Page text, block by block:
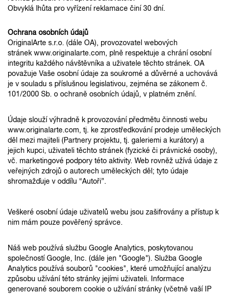
Obvyklá lhůta pro vyřízení reklamace činí 30 dní.
Ochrana osobních údajů
OriginalArte s.r.o. (dále OA), provozovatel webových
stránek www.originalarte.com, plně respektuje a chrání osobní
integritu každého návštěvníka a uživatele těchto stránek. OA
považuje Vaše osobní údaje za soukromé a důvěrné a uchovává
je v souladu s příslušnou legislativou, zejména se zákonem č.
101/2000 Sb. o ochraně osobních údajů, v platném znění.
Údaje slouží výhradně k provozování předmětu činnosti webu
www.originalarte.com, tj. ke zprostředkování prodeje uměleckých
děl mezi majiteli (Partnery projektu, tj. galeriemi a kurátory) a
jejich kupci, uživateli těchto stránek (fyzické či právnické osoby),
vč. marketingové podpory této aktivity. Web rovněž užívá údaje z
veřejných zdrojů o autorech uměleckých děl; tyto údaje
shromažďuje v oddílu “Autoři”.
Veškeré osobní údaje uživatelů webu jsou zašifrovány a přístup k
nim mám pouze pověřený správce.
Náš web používá službu Google Analytics, poskytovanou
společností Google, Inc. (dále jen "Google"). Služba Google
Analytics používá souborů "cookies", které umožňující analýzu
způsobu užívání této stránky jejími uživateli. Informace
generované souborem cookie o užívání stránky (včetně vaší IP